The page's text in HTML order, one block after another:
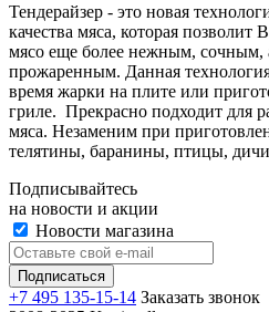
Тендерайзер - это новая
качества мяса, которая позволит
мясо еще более нежным, сочным,
прожаренным. Данная
время жарки на плите или
гриле. Прекрасно подходит для
мяса. Незаменим при
телятины, баранины, птицы,
Подписывайтесь
на новости и акции
Новости магазина
+7 495 135-15-14 Заказать звонок